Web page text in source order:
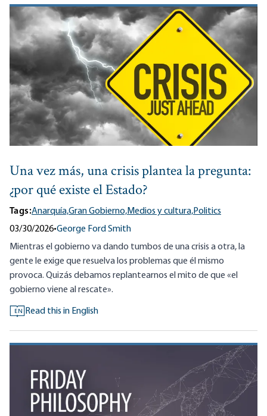
Una vez más, una crisis plantea la pregunta:
¿por qué existe el Estado?
Tags:Anarquía,Gran Gobierno,Medios y cultura,Politics
03/30/2026•George Ford Smith
Mientras el gobierno va dando tumbos de una crisis a otra, la
gente le exige que resuelva los problemas que él mismo
provoca. Quizás debamos replantearnos el mito de que «el
gobierno viene al rescate».
EN Read this in English